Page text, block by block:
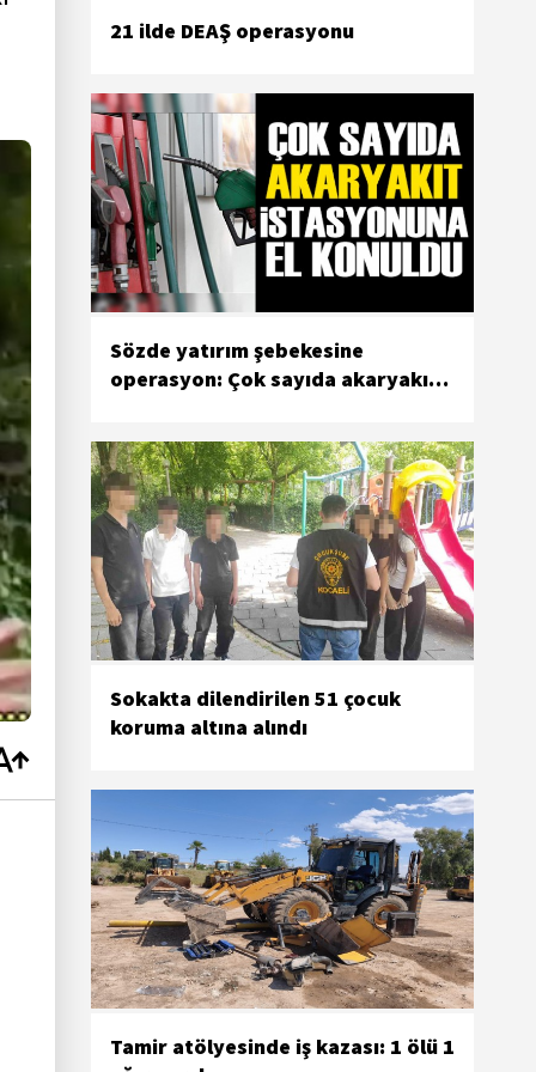
21 ilde DEAŞ operasyonu
Sözde yatırım şebekesine
operasyon: Çok sayıda akaryakıt
Sokakta dilendirilen 51 çocuk
koruma altına alındı
Tamir atölyesinde iş kazası: 1 ölü 1